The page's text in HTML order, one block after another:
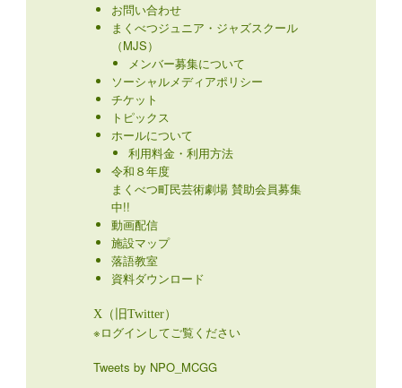
お問い合わせ
まくべつジュニア・ジャズスクール
（MJS）
メンバー募集について
ソーシャルメディアポリシー
チケット
トピックス
ホールについて
利用料金・利用方法
令和８年度
まくべつ町民芸術劇場 賛助会員募集
中!!
動画配信
施設マップ
落語教室
資料ダウンロード
X（旧Twitter）
※ログインしてご覧ください
Tweets by NPO_MCGG